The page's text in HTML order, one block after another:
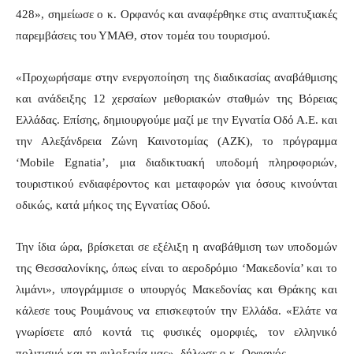
428», σημείωσε ο κ. Ορφανός και αναφέρθηκε στις αναπτυξιακές
παρεμβάσεις του ΥΜΑΘ, στον τομέα του τουρισμού.
«Προχωρήσαμε στην ενεργοποίηση της διαδικασίας αναβάθμισης
και ανάδειξης 12 χερσαίων μεθοριακών σταθμών της Βόρειας
Ελλάδας. Επίσης, δημιουργούμε μαζί με την Εγνατία Οδό Α.Ε. και
την Αλεξάνδρεια Ζώνη Καινοτομίας (ΑΖΚ), το πρόγραμμα
‘Mobile Egnatia’, μια διαδικτυακή υποδομή πληροφοριών,
τουριστικού ενδιαφέροντος και μεταφορών για όσους κινούνται
οδικώς, κατά μήκος της Εγνατίας Οδού.
Την ίδια ώρα, βρίσκεται σε εξέλιξη η αναβάθμιση των υποδομών
της Θεσσαλονίκης, όπως είναι το αεροδρόμιο ‘Μακεδονία’ και το
λιμάνι», υπογράμμισε ο υπουργός Μακεδονίας και Θράκης και
κάλεσε τους Ρουμάνους να επισκεφτούν την Ελλάδα. «Ελάτε να
γνωρίσετε από κοντά τις φυσικές ομορφιές, τον ελληνικό